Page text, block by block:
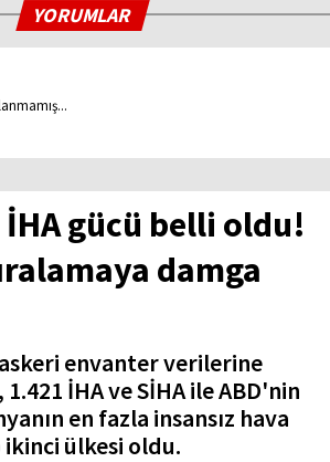
YORUMLAR
İHA gücü belli oldu!
damga
envanter verilerine
İHA ve SİHA ile ABD'nin
en fazla insansız hava
ikinci ülkesi oldu.